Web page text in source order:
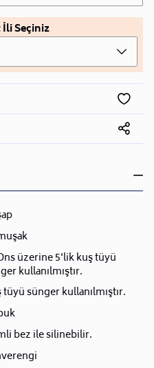
Seçiniz
üzerine 5'lik kuş tüyü
kullanılmıştır.
tüyü sünger kullanılmıştır.
bez ile silinebilir.